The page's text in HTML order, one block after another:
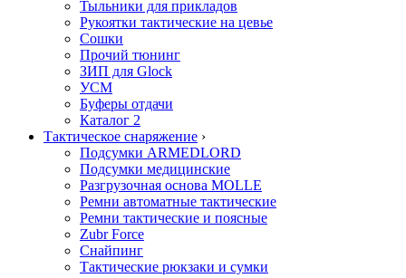
Тыльники для прикладов
Рукоятки тактические на цевье
Сошки
Прочий тюнинг
ЗИП для Glock
УСМ
Буферы отдачи
Каталог 2
Тактическое снаряжение ›
Подсумки ARMEDLORD
Подсумки медицинские
Разгрузочная основа MOLLE
Ремни автоматные тактические
Ремни тактические и поясные
Zubr Force
Снайпинг
Тактические рюкзаки и сумки